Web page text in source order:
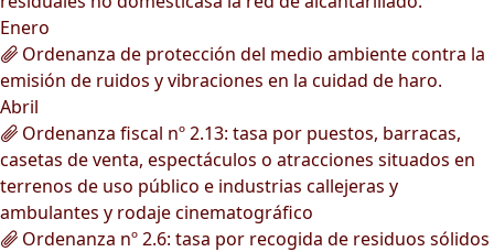
Enero
Ordenanza de protección del medio ambiente contra la
emisión de ruidos y vibraciones en la cuidad de haro.
Abril
Ordenanza fiscal nº 2.13: tasa por puestos, barracas,
casetas de venta, espectáculos o atracciones situados en
terrenos de uso público e industrias callejeras y
ambulantes y rodaje cinematográfico
Ordenanza nº 2.6: tasa por recogida de residuos sólidos